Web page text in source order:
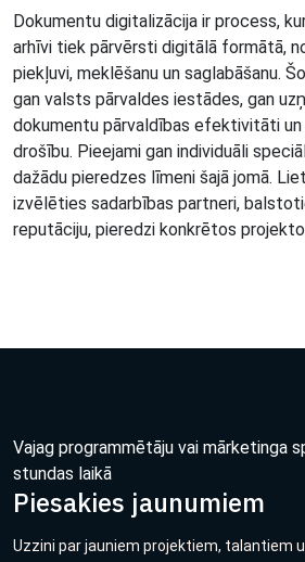
Dokumentu digitalizācija ir process,
arhīvi tiek pārvērsti digitālā formātā,
piekļuvi, meklēšanu un saglabāšanu.
gan valsts pārvaldes iestādes, gan
dokumentu pārvaldības efektivitāti
drošību. Pieejami gan individuāli
dažādu pieredzes līmeni šajā jomā.
izvēlēties sadarbības partneri,
reputāciju, pieredzi konkrētos
Vajag programmētāju vai mārketinga
stundas laikā
Piesakies jaunumiem
Uzzini par jauniem projektiem, talantiem